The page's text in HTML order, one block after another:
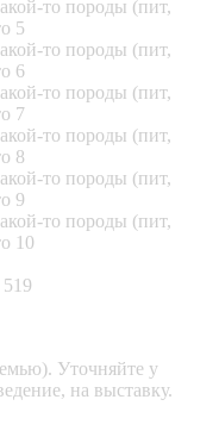
Уточняйте у
на выставку.